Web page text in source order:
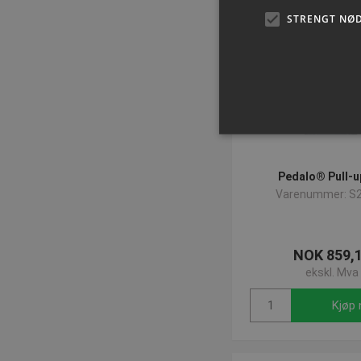
Pedalo® Pull-
Varenummer:
NOK
ekskl. Mva
Kjøp
STRENGT
Strengt nødvendige
popup-signup-closed
8861-4f4e-b552-
CookieScriptConsent